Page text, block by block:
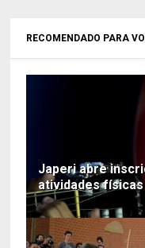
RECOMENDADO PARA
Japeri abre
atividades